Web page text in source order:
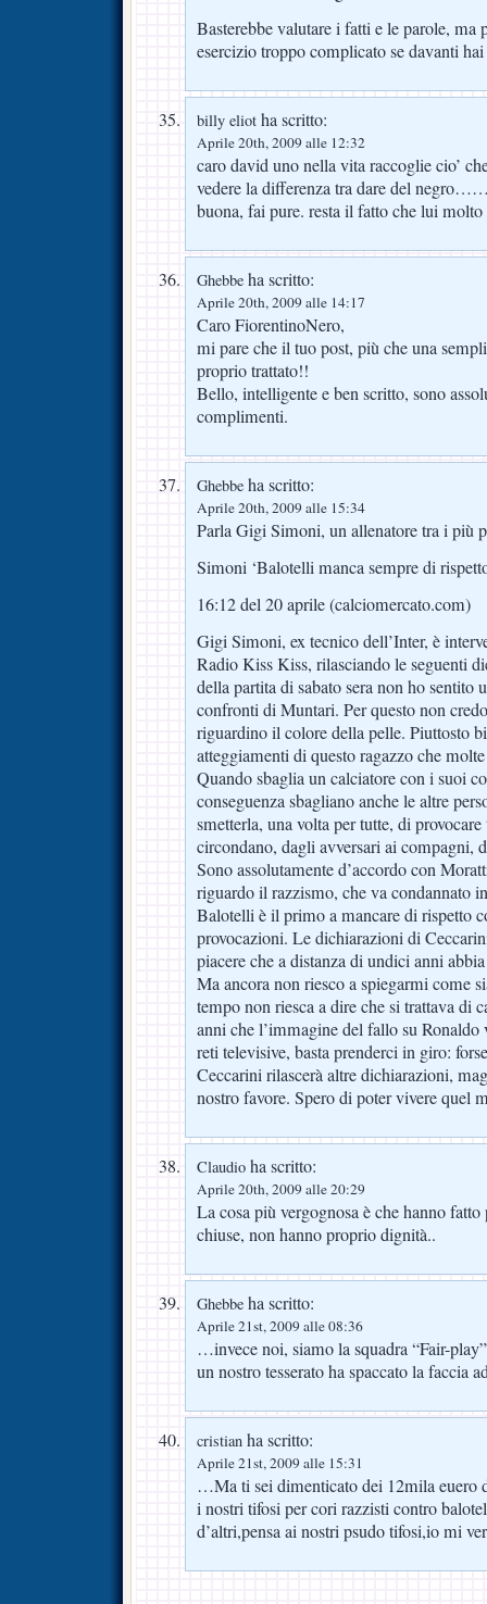
Basterebbe valutare i fatti e le parole, ma
esercizio troppo complicato se davanti
billy eliot ha scritto:
Aprile 20th, 2009 alle 12:32
caro david uno nella vita raccoglie cio’
vedere la differenza tra dare del
buona, fai pure. resta il fatto che lui molto
Ghebbe ha scritto:
Aprile 20th, 2009 alle 14:17
Caro FiorentinoNero,
mi pare che il tuo post, più che una
proprio trattato!!
Bello, intelligente e ben scritto, sono
complimenti.
Ghebbe ha scritto:
Aprile 20th, 2009 alle 15:34
Parla Gigi Simoni, un allenatore tra i più
Simoni ‘Balotelli manca sempre di
16:12 del 20 aprile (calciomercato.com)
Gigi Simoni, ex tecnico dell’Inter, è
Radio Kiss Kiss, rilasciando le seguenti
della partita di sabato sera non ho sentito
confronti di Muntari. Per questo non
riguardino il colore della pelle. Piuttosto
atteggiamenti di questo ragazzo che
Quando sbaglia un calciatore con i suoi
conseguenza sbagliano anche le altre
smetterla, una volta per tutte, di
circondano, dagli avversari ai compagni,
Sono assolutamente d’accordo con
riguardo il razzismo, che va condannato
Balotelli è il primo a mancare di rispetto
provocazioni. Le dichiarazioni di
piacere che a distanza di undici anni
Ma ancora non riesco a spiegarmi come
tempo non riesca a dire che si trattava di
anni che l’immagine del fallo su Ronaldo
reti televisive, basta prenderci in giro:
Ceccarini rilascerà altre dichiarazioni,
nostro favore. Spero di poter vivere quel
Claudio ha scritto:
Aprile 20th, 2009 alle 20:29
La cosa più vergognosa è che hanno
chiuse, non hanno proprio dignità..
Ghebbe ha scritto:
Aprile 21st, 2009 alle 08:36
…invece noi, siamo la squadra “Fair-
un nostro tesserato ha spaccato la faccia
cristian ha scritto:
Aprile 21st, 2009 alle 15:31
…Ma ti sei dimenticato dei 12mila euero
i nostri tifosi per cori razzisti contro
d’altri,pensa ai nostri psudo tifosi,io mi